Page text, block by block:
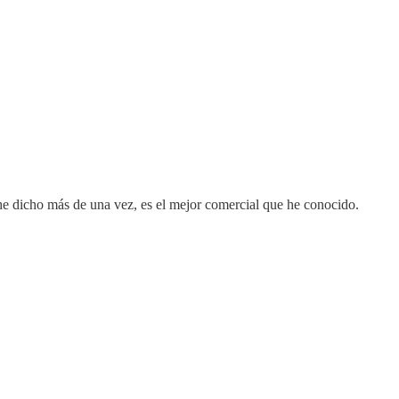
dicho más de una vez, es el mejor comercial que he conocido.